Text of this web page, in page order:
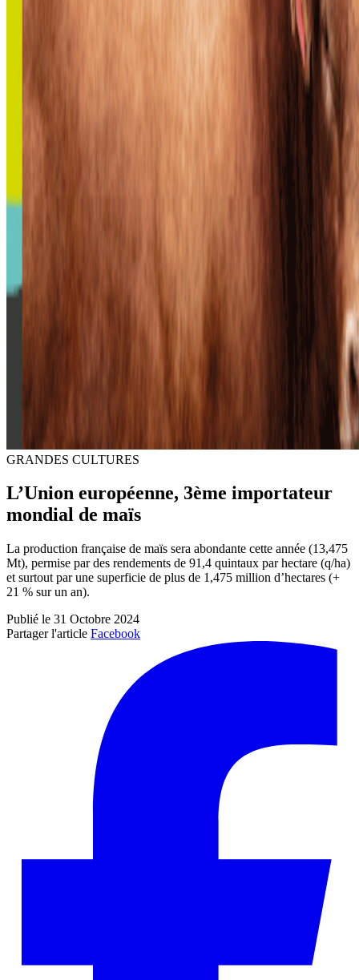
GRANDES CULTURES
L’Union européenne, 3ème importateur
mondial de maïs
La production française de maïs sera abondante cette année (13,475
Mt), permise par des rendements de 91,4 quintaux par hectare (q/ha)
et surtout par une superficie de plus de 1,475 million d’hectares (+
21 % sur un an).
Publié le 31 Octobre 2024
Partager l'article Facebook